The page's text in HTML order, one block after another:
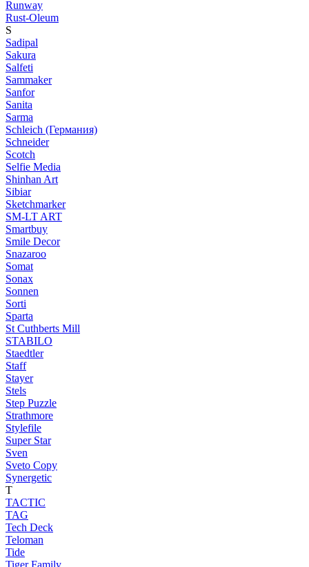
Runway
Rust-Oleum
S
Sadipal
Sakura
Salfeti
Sammaker
Sanfor
Sanita
Sarma
Schleich (Германия)
Schneider
Scotch
Selfie Media
Shinhan Art
Sibiar
Sketchmarker
SM-LT ART
Smartbuy
Smile Decor
Snazaroo
Somat
Sonax
Sonnen
Sorti
Sparta
St Cuthberts Mill
STABILO
Staedtler
Staff
Stayer
Stels
Step Puzzle
Strathmore
Stylefile
Super Star
Sven
Sveto Copy
Synergetic
T
TACTIC
TAG
Tech Deck
Teloman
Tide
Tiger Family